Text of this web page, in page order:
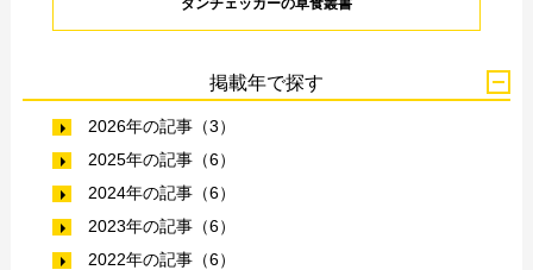
掲載年で探す
2026年の記事（3）
2025年の記事（6）
2024年の記事（6）
2023年の記事（6）
2022年の記事（6）